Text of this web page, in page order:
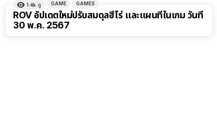
1.4k ดู GAME GAMES
ROV อัปเดตใหม่ปรับสมดุลฮีโร่ และแผนที่ในเกม วันที่
30 พ.ค. 2567